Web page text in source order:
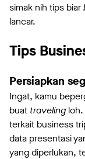
simak nih tips biar
lancar.
Tips
Persiapkan
Ingat, kamu
buat traveling
terkait business
data presentasi
yang diperlukan,